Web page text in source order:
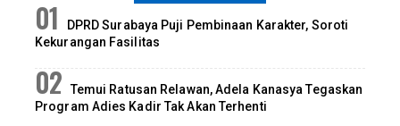
DPRD Surabaya Puji Pembinaan Karakter, Soroti
Kekurangan Fasilitas
Temui Ratusan Relawan, Adela Kanasya Tegaskan
Program Adies Kadir Tak Akan Terhenti